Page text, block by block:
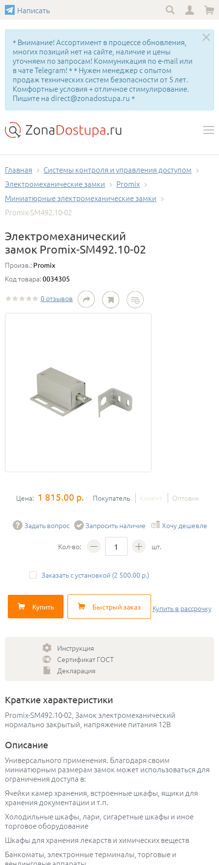
Написать
* Внимание! Ассортимент в процессе обновления,
многих позиций нет на сайте, наличие и цены
уточняем по запросам! Коммуникация по e-mail или
в чате Telegram! * * Нужен менеджер с опытом
продаж технических систем безопасности от 5 лет.
Комфортные условия + отличное стимулирование.
Пишите на direct@zonadostupa.ru *
Главная
Системы контроля и управления доступом
Электромеханические замки
Promix
Миниатюрные электромеханические замки
Promix-SM492.10-02
Электромеханический
замок Promix-SM492.10-02
Произв.: Promix
Код товара:0034305
0 отзывов
Цена: 1 815.00 р. Покупатель Клиент Оптовик
Задать вопрос Запросить наличие Хочу дешевле
Кол-во: шт.
Заказать с установкой (2 500.00 р.)
Купить Быстрый заказ Купить в рассрочку
Инструкция
Сертификат ГОСТ
Декларация
Краткие характеристики
Promix-SM492.10-02, Замок электромеханический
нормально закрытый, напряжение питания 12В
Описание
Универсального применения. Благодаря своим
миниатюрным размерам замок может использоваться для
ограничения доступа в:
Ячейки камер хранения, встроенные шкафы, ящики для
хранения документации и т.п.
Холодильные шкафы, лари, сигаретные шкафы и иное
торговое оборудование
Шкафы для хранения лекарств и химических веществ
Банкоматы, электронные терминалы, торговые и